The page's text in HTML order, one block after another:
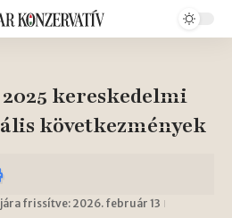
kereskedelmi
következmények
frissítve: 2026. február 13